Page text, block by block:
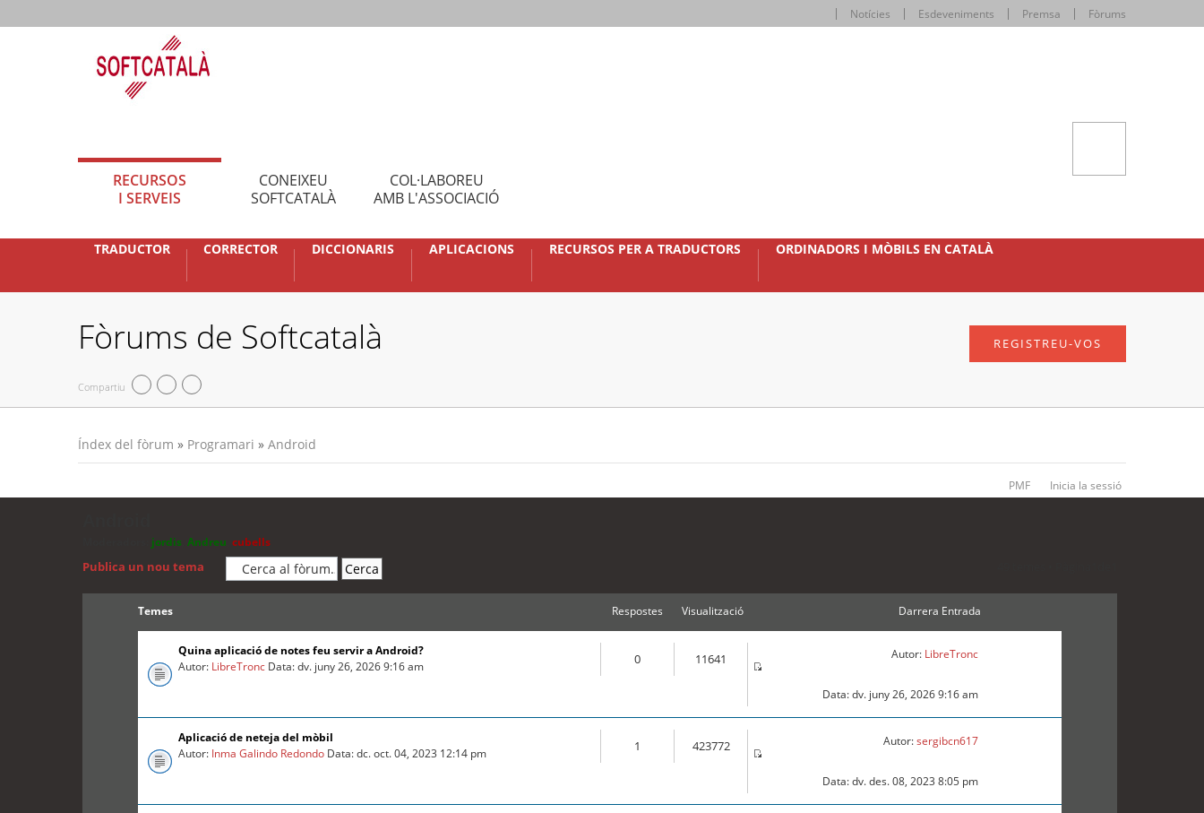
Notícies Esdeveniments Premsa Fòrums
RECURSOS
I SERVEIS
CONEIXEU
SOFTCATALÀ
COL·LABOREU
AMB L'ASSOCIACIÓ
TRADUCTOR CORRECTOR DICCIONARIS APLICACIONS RECURSOS PER A TRADUCTORS ORDINADORS I MÒBILS EN CATALÀ
Fòrums de Softcatalà
Compartiu
REGISTREU-VOS
Índex del fòrum » Programari » Android
PMF Inicia la sessió
jordis Andreu cubells
Publica un nou tema
Temes Respostes Visualització Darrera Entrada
Quina aplicació de notes feu servir a Android?
Autor: LibreTronc Data: dv. juny 26, 2026 9:16 am 0 11641 Autor: LibreTronc
Data: dv. juny 26, 2026 9:16 am
Aplicació de neteja del mòbil
Autor: Inma Galindo Redondo Data: dc. oct. 04, 2023 12:14 pm 1 423772 Autor:sergibcn617
Data: dv. des. 08, 2023 8:05 pm